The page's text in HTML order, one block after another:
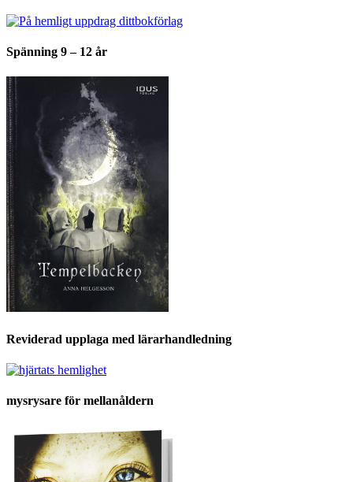
Spänning 9 – 12 år
Reviderad upplaga med lärarhandledning
mysrysare för mellanåldern